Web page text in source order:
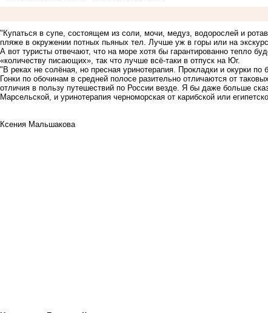
"Купаться в супе, состоящем из соли, мочи, медуз, водорослей и
пляже в окружении потных пьяных тел. Лучше уж в горы или на
А вот туристы отвечают, что на море хотя бы гарантированно тепло
«количеству писающих», так что лучше всё-таки в отпуск на Юг.
"В реках не солёная, но пресная уринотерапия. Прокладки и окурки по
Гонки по обочинам в средней полосе разительно отличаются от
отличия в пользу путешествий по России везде. Я бы даже больше
Марсельской, и уринотерапия черноморская от карибской или
Ксения Мальшакова